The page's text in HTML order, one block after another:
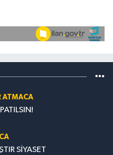
ATMACA
SİYASET